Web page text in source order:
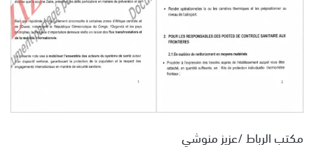
مكتب الرباط /عزيز منوشي